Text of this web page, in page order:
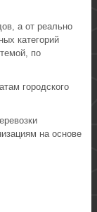
а от реально
категорий
по
городского
на основе